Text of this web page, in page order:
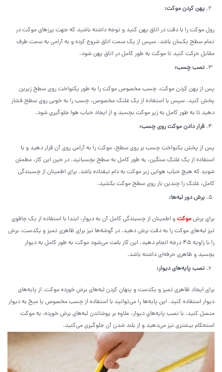
پهن کردن موکت:
رول موکت را با دقت در اتاق پهن کنید و توجه داشته باشید که جهت پرزهای موکت در
تمام سطح یکسان باشد. سپس از یک سمت اتاق شروع کرده و به آرامی به سمت طرف
مقابل حرکت کنید تا موکت به طور کامل در اتاق پهن شود.
نصب چسب:
پس از پهن کردن موکت، چسب مخصوص موکت را به طور یکنواخت روی سطح زیرین
پخش کنید. سپس با استفاده از یک غلتک مخصوص، چسب را به خوبی روی سطح فشار
دهید تا به طور کامل به زیر موکت بچسبد و از ایجاد حباب هوا جلوگیری شود.
قرار دادن موکت روی چسب:
پس از پخش یکنواخت چسب بر روی سطح، موکت را به آرامی روی آن قرار دهید و با
استفاده از یک غلتک سنگین، به طور کامل به سطح بچسبانید. در حین این کار، مطمئن
شوید که هیچ حباب هوایی زیر موکت به دام نیفتاده باشد. برای اطمینان از چسبندگی
کامل، غلتک را چندین بار روی سطح موکت بکشید.
برش دور لبه‌ها:
برای برشموکتو اطمینان از چسبندگی کامل آن به دیوار، ابتدا با استفاده از یک چاقوی
تیز لبه‌های موکت را به دقت برش دهید. در گوشه‌ها نیز برای ظاهری تمیز و یکدست، برش
را با زاویه 45 درجه انجام دهید. این کار باعث می‌شود موکت به طور کامل به دیوار
بچسبد و ظاهری حرفه‌ای داشته باشد.
نصب پایه‌های دیوار:
برای ایجاد ظاهری تمیز و یکدست و پنهان کردن لبه‌های برش خورده موکت، از پایه‌های
دیوار استفاده کنید. این پایه‌ها را می‌توانید با استفاده از چسب مخصوص یا میخ به دیوار
متصل کنید. با نصب پایه‌های دیوار، علاوه بر پوشاندن لبه‌های برش خورده، به موکت
استحکام بیشتری نیز می‌دهید و از بلند شدن آن جلوگیری می‌کنید.